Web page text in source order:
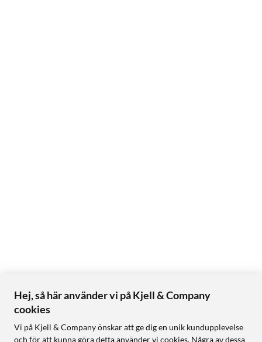
Hej, så här använder vi på Kjell & Company
cookies
Vi på Kjell & Company önskar att ge dig en unik kundupplevelse
och för att kunna göra detta använder vi cookies. Några av dessa